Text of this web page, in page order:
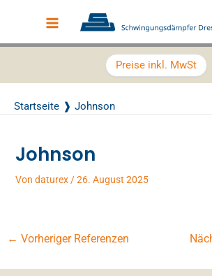
Main Menu
Preise inkl. MwSt
Startseite Johnson
Johnson
Von daturex /26. August 2025
← Vorheriger Referenzen